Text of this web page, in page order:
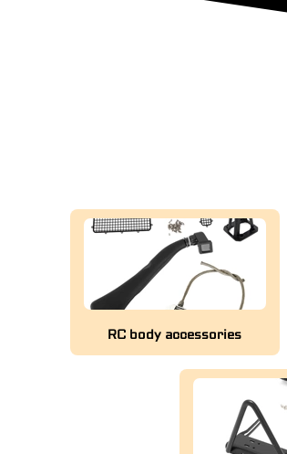
RC body accessories